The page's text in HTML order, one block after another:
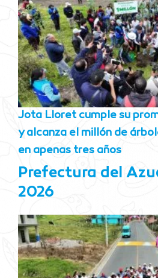
Jota Lloret cumple su
y alcanza el millón de
en apenas tres años
Prefectura del
2026